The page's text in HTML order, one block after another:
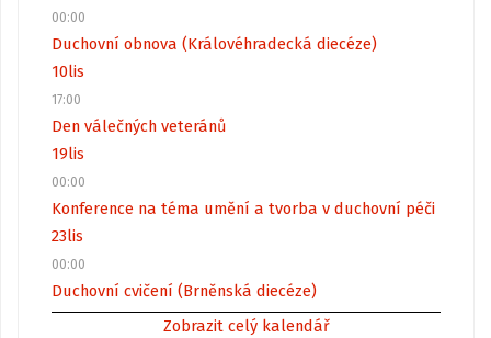
00:00
Duchovní obnova (Královéhradecká diecéze)
10lis
17:00
Den válečných veteránů
19lis
00:00
Konference na téma umění a tvorba v duchovní péči
23lis
00:00
Duchovní cvičení (Brněnská diecéze)
Zobrazit celý kalendář